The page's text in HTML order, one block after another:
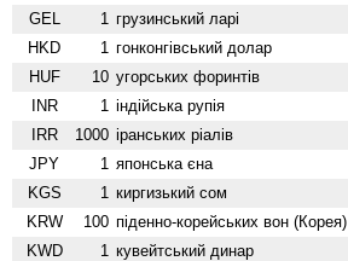
GEL 1 грузинський ларі
HKD 1 гонконгівський долар
HUF 10 угорських форинтів
INR 1 індійська рупія
IRR 1000 іранських ріалів
JPY 1 японська єна
KGS 1 киргизький сом
KRW 100 піденно-корейських вон (Корея)
KWD 1 кувейтський динар